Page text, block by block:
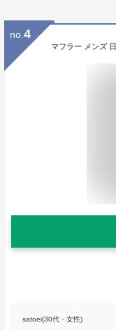
no. 4
satoei(30代・女性)